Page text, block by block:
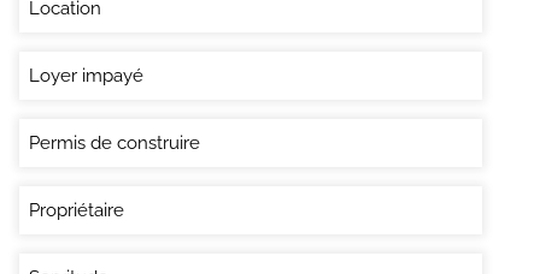
Location
Loyer impayé
Permis de construire
Propriétaire